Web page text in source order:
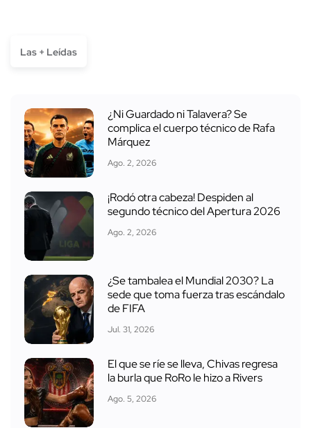
Las + Leídas
¿Ni Guardado ni Talavera? Se
complica el cuerpo técnico de Rafa
Márquez
Ago. 2, 2026
¡Rodó otra cabeza! Despiden al
segundo técnico del Apertura 2026
Ago. 2, 2026
¿Se tambalea el Mundial 2030? La
sede que toma fuerza tras escándalo
de FIFA
Jul. 31, 2026
El que se ríe se lleva, Chivas regresa
la burla que RoRo le hizo a Rivers
Ago. 5, 2026